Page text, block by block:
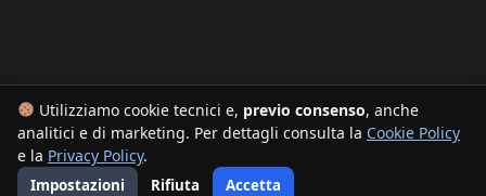
© 2025 – BNB Europe™ è un sistema con plugin proprietari. Tutti i diritti sono riservati.
I contenuti sono tutelati da copyright e marca temporale, è vietata la copia o distribuzione non
autorizzata. Realizzato da Fibonacci Web– P.IVA: 02045600497
Utilizziamo cookie tecnici e, previo consenso, anche
analitici e di marketing. Per dettagli consulta la Cookie Policy
e la Privacy Policy.
Impostazioni Rifiuta Accetta